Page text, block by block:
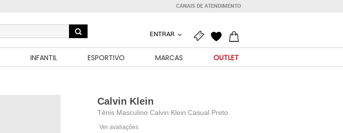
CANAIS DE ATENDIMENTO
ENTRAR
INFANTIL ESPORTIVO MARCAS OUTLET
Calvin Klein
Tênis Masculino Calvin Klein Casual Preto
Ver avaliações